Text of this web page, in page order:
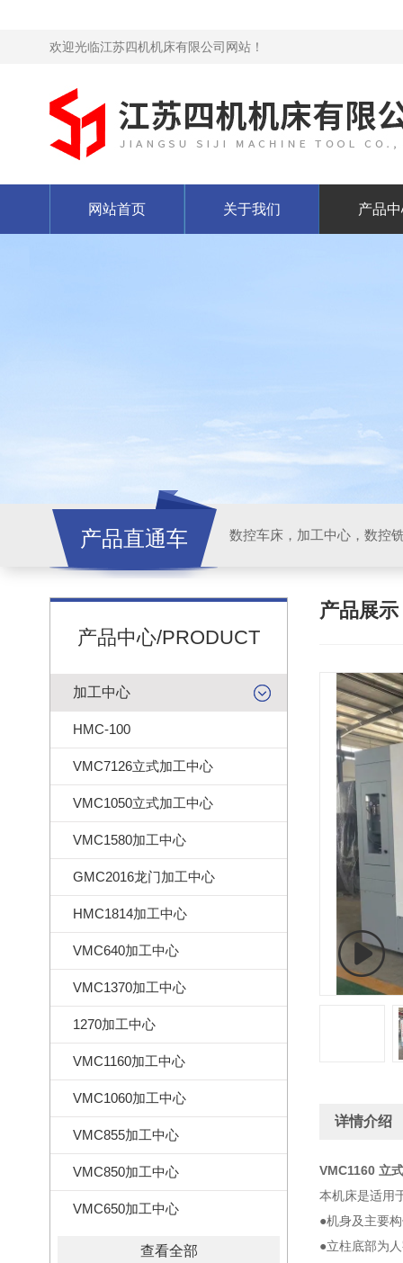
欢迎光临江苏四机机床有限公司网站！
网站首页 关于我们 产品
产品直通车
产品中心/PRODUCT
加工中心
HMC-100
VMC7126立式加工中心
VMC1050立式加工中心
VMC1580加工中心
GMC2016龙门加工中心
HMC1814加工中心
VMC640加工中心
VMC1370加工中心
1270加工中心
VMC1160加工中心
VMC1060加工中心
VMC855加工中心
VMC850加工中心
VMC650加工中心
查看全部
产品展示
详情介绍
VMC1160 立
本机床是适用
●机身及主要
●立柱底部为